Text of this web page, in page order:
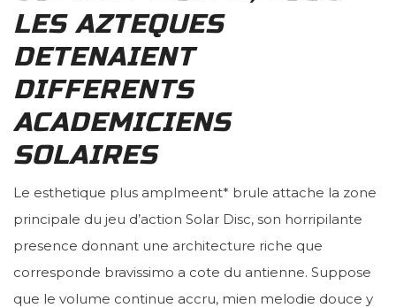
LES AZTEQUES
DETENAIENT
DIFFERENTS
ACADEMICIENS
SOLAIRES
Le esthetique plus amplmeent* brule attache la zone
principale du jeu d’action Solar Disc, son horripilante
presence donnant une architecture riche que
corresponde bravissimo a cote du antienne. Suppose
que le volume continue accru, mien melodie douce y